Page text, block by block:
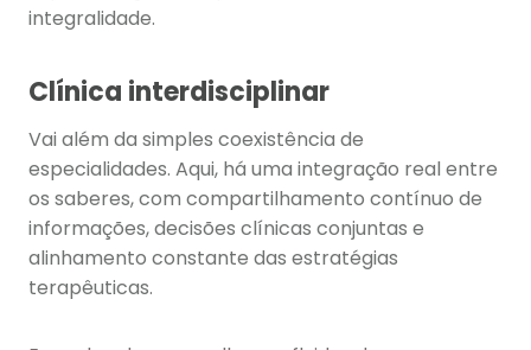
integralidade.
Clínica interdisciplinar
Vai além da simples coexistência de
especialidades. Aqui, há uma integração real entre
os saberes, com compartilhamento contínuo de
informações, decisões clínicas conjuntas e
alinhamento constante das estratégias
terapêuticas.